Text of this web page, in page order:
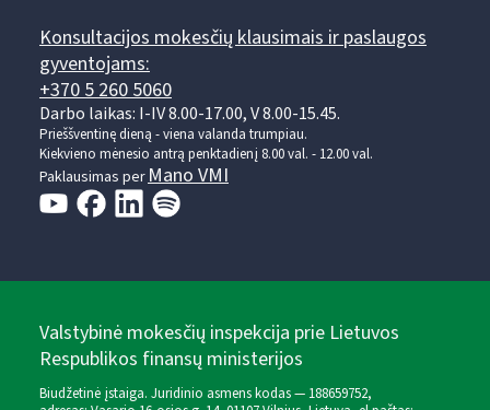
Konsultacijos mokesčių klausimais ir paslaugos
gyventojams:
+370 5 260 5060
Darbo laikas: I-IV 8.00-17.00, V 8.00-15.45.
Prieššventinę dieną - viena valanda trumpiau.
Kiekvieno mėnesio antrą penktadienį 8.00 val. - 12.00 val.
Paklausimas perMano VMI
Valstybinė mokesčių inspekcija prie Lietuvos
Respublikos finansų ministerijos
Biudžetinė įstaiga. Juridinio asmens kodas — 188659752,